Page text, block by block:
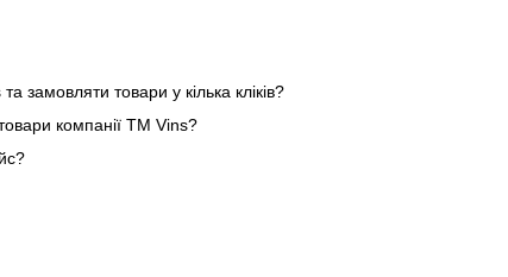
замовляти товари у кілька кліків?
компанії ТМ Vins?